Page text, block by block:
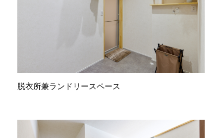
脱衣所兼ランドリースペース